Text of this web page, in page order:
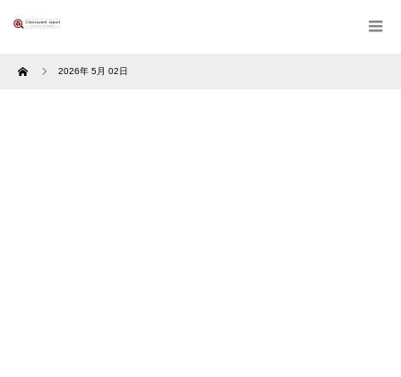
Home 2026年 5月 02日